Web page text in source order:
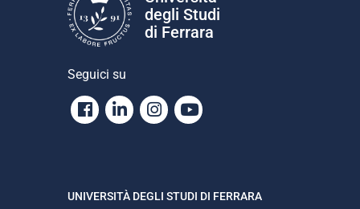
degli Studi
di Ferrara
Seguici su
Facebook
LinkedinInstagram
Youtube
UNIVERSITÀ DEGLI STUDI DI FERRARA